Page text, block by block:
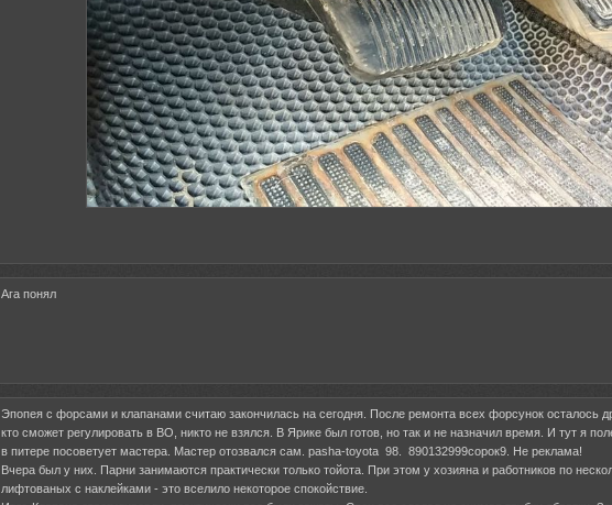
Ага понял
Эпопея с форсами и клапанами считаю закончилась на сегодня. После ремонта всех форсунок осталось
кто сможет регулировать в ВО, никто не взялся. В Ярике был готов, но так и не назначил время. И тут я
в питере посоветует мастера. Мастер отозвался сам. pasha-toyota 98. 890132999сорок9. Не реклама!
Вчера был у них. Парни занимаются практически только тойота. При этом у хозияна и работников по
лифтованых с наклейками - это вселило некоторое спокойствие.